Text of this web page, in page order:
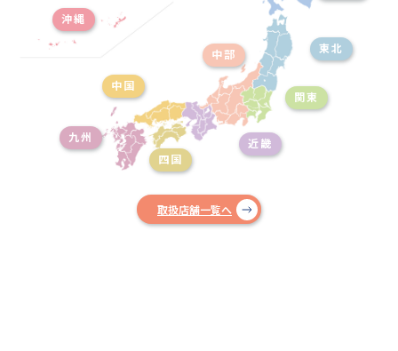
東北
関東
中部
近畿
中国
四国
九州
沖縄
取扱店舗一覧へ